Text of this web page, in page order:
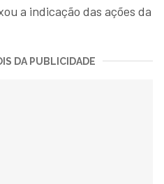
a indicação das ações da
DA PUBLICIDADE